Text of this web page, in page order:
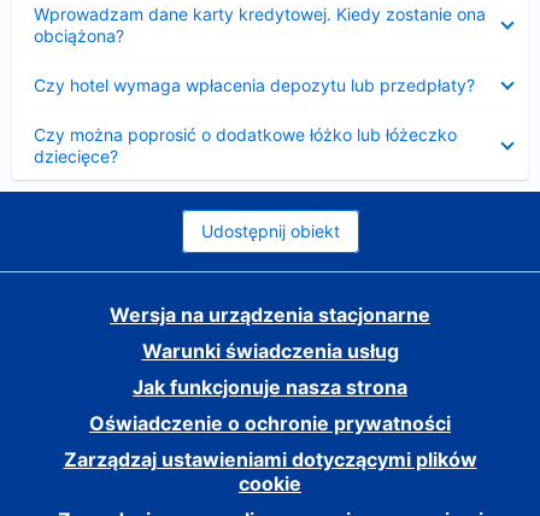
Wprowadzam dane karty kredytowej. Kiedy zostanie ona
obciążona?
Czy hotel wymaga wpłacenia depozytu lub przedpłaty?
Czy można poprosić o dodatkowe łóżko lub łóżeczko
dziecięce?
Udostępnij obiekt
Wersja na urządzenia stacjonarne
Warunki świadczenia usług
Jak funkcjonuje nasza strona
Oświadczenie o ochronie prywatności
Zarządzaj ustawieniami dotyczącymi plików
cookie